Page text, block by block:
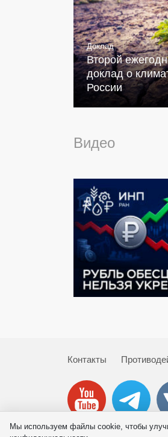
Доклад
Второй
доклад о
России
Видео
Контакты
© 2026 ИНП РАН
Мы используем файлы cookie, чтобы